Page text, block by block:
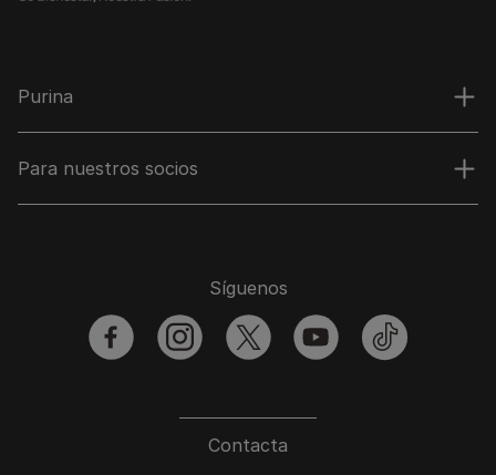
Purina
Para nuestros socios
Contacta
Síguenos
facebookinstagramtwitter youtubetiktok